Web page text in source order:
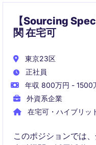
【Sourcing
関 在宅可
東京23区
正社員
年収 800万円 - 1500
外資系企業
在宅可・ハイブリッ
このポジションでは